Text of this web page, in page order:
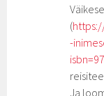
(
-
Ja